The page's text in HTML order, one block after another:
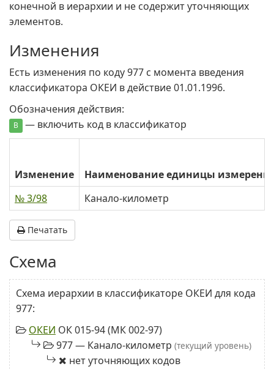
конечной в иерархии и не содержит уточняющих
элементов.
Изменения
Есть изменения по коду 977 c момента введения
классификатора ОКЕИ в действие 01.01.1996.
Обозначения действия:
В — включить код в классификатор
Изменение
Наименование единицы
№ 3/98
Канало-километр
Печатать
Схема
Схема иерархии в классификаторе ОКЕИ для кода
977:
ОКЕИ ОК 015-94 (МК 002-97)
977 — Канало-километр (текущий уровень)
нет уточняющих кодов